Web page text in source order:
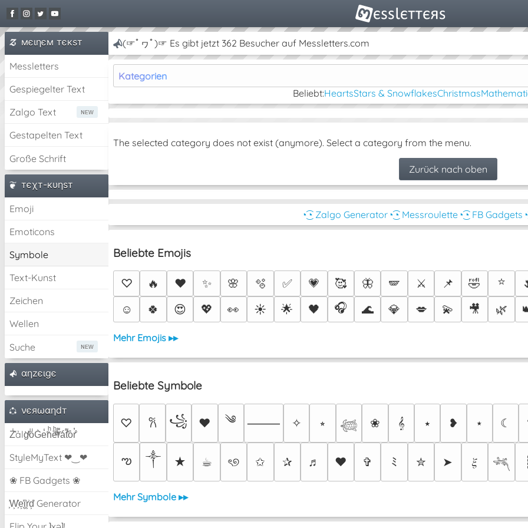
мєιηєм тєкѕт
Messletters
Gespiegelter Text
Zalgo Text
Gestapelten Text
Große Schrift
тєχт-кυηѕт
Emoji
Emoticons
Symbole
Text-Kunst
Zeichen
Wellen
Suche
αηzєιgє
νєяωαηdт
Z̾̽ảlg̀͐ͭ̽oͧG̀e̒̃nͪȅͪͫ̏̐r͌̑á͑t͌̑͛o̊r̓̐
StyleMyText ❤‿❤
❀ FB Gadgets ❀
͕͗W͕͕͗͗e͕͕͗͗i͕͕͗͗r͕͗d͕͗ Generator
(☞ﾟヮﾟ)☞ Es gibt jetzt 362 Besucher auf Messletters.com
Kategorien
Beliebt:HeartsStars & SnowflakesChristmas
The selected category does not exist (anymore). Select a category from the menu.
Zurück nach oben
◔͜͡◔ Zalgo Generator ◔͜͡◔ Messroulette ◔͜͡◔ FB Gadgets
Beliebte Emojis
♡ 🔥 ❤️ ✨ 🌸 🫧 ✅ 💗 🥰 🦋 🪽 ⚔️ 📌 🤣 ⭐
☺️
🍀 😍 💖 👀 ☀️ 🌟 🖤 🎧 🌊 💎 💋 💫 🎥 🌿
Mehr Emojis ▸▸
Beliebte Symbole
♡ 𐙚 ꧁ ♥ ༄ ⸻ ✧ ⭒ 𓆉 ❀ 𝄞 ⭑ ❥ ⋆ ☾
ఌ ༒︎ ★ ☕︎ ৎ୭ ✩ ✰ ♬ ❤ ✞ ﾐ ✮ ➤ 𝜉 𓆈 ┊
Mehr Symbole ▸▸